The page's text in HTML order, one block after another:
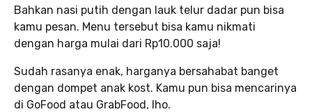
Bahkan nasi putih dengan lauk telur dadar pun bisa
kamu pesan. Menu tersebut bisa kamu nikmati
dengan harga mulai dari Rp10.000 saja!
Sudah rasanya enak, harganya bersahabat banget
dengan dompet anak kost. Kamu pun bisa mencarinya
di GoFood atau GrabFood, lho.